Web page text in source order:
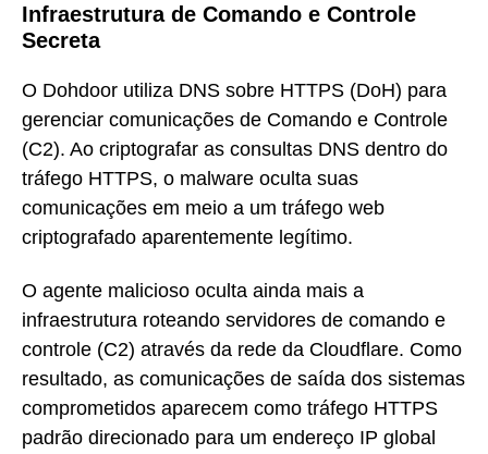
Infraestrutura de Comando e Controle
Secreta
O Dohdoor utiliza DNS sobre HTTPS (DoH) para
gerenciar comunicações de Comando e Controle
(C2). Ao criptografar as consultas DNS dentro do
tráfego HTTPS, o malware oculta suas
comunicações em meio a um tráfego web
criptografado aparentemente legítimo.
O agente malicioso oculta ainda mais a
infraestrutura roteando servidores de comando e
controle (C2) através da rede da Cloudflare. Como
resultado, as comunicações de saída dos sistemas
comprometidos aparecem como tráfego HTTPS
padrão direcionado para um endereço IP global